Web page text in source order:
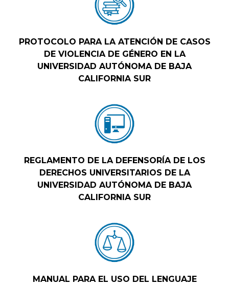
PROTOCOLO PARA LA ATENCIÓN DE CASOS
DE VIOLENCIA DE GÉNERO EN LA
UNIVERSIDAD AUTÓNOMA DE BAJA
CALIFORNIA SUR
REGLAMENTO DE LA DEFENSORÍA DE LOS
DERECHOS UNIVERSITARIOS DE LA
UNIVERSIDAD AUTÓNOMA DE BAJA
CALIFORNIA SUR
MANUAL PARA EL USO DEL LENGUAJE